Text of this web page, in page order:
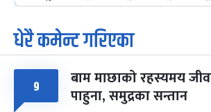
७
आइत
पूर्णिमा व्रत
चैत्र ७, २०८३-Mar 21, 2027
८ फागुपूर्णिमा
चैत्र ८, २०८३-Mar 22, 2027
धेरै कमेन्ट गरिएका
९ बाम माछाको रहस्यमय
पाहुना, समुद्रका सन्तान